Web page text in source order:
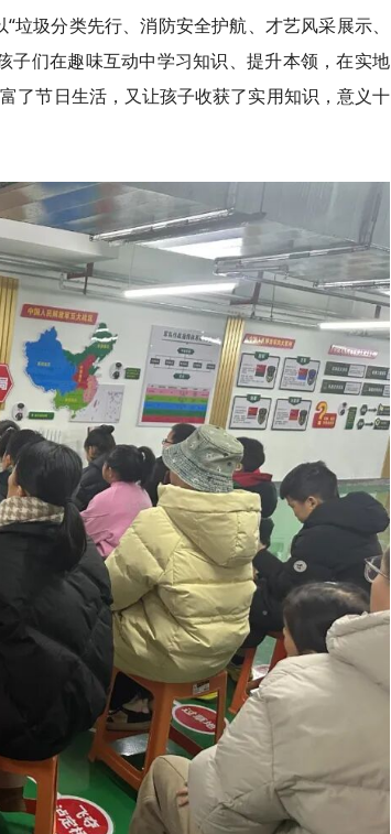
垃圾分类先行、消防安全护航、才艺风采展示、
子们在趣味互动中学习知识、提升本领，在实地
了节日生活，又让孩子收获了实用知识，意义十